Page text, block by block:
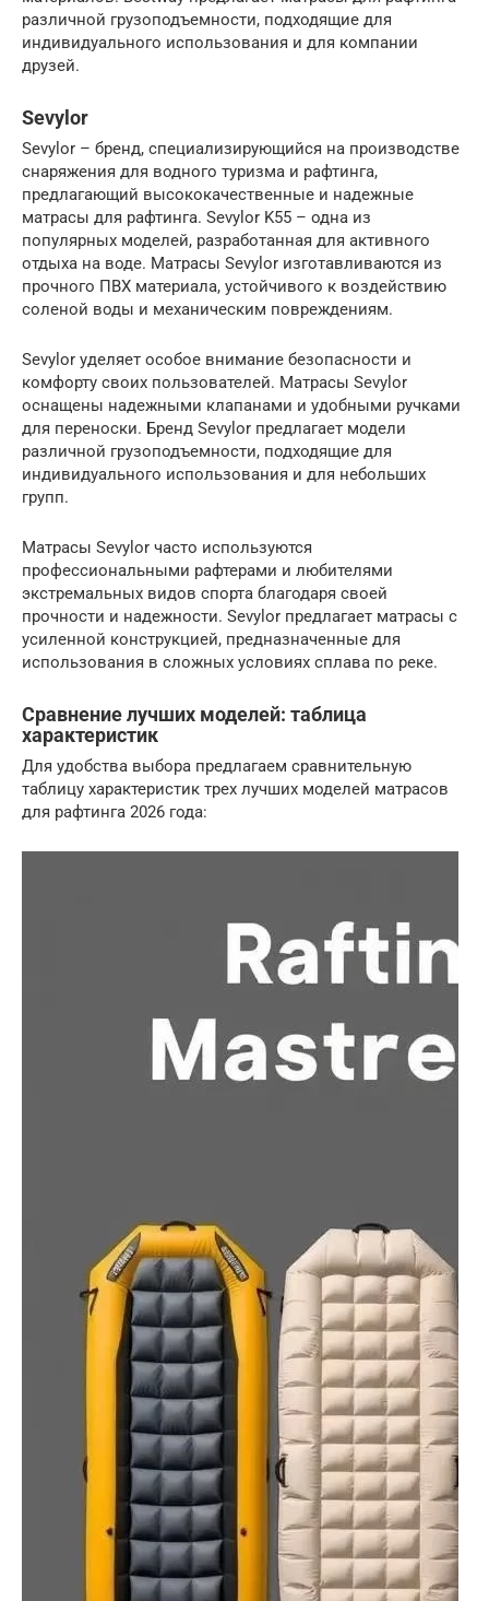
различной грузоподъемности, подходящие для
индивидуального использования и для компании
друзей.
Sevylor
Sevylor – бренд, специализирующийся на производстве
снаряжения для водного туризма и рафтинга,
предлагающий высококачественные и надежные
матрасы для рафтинга. Sevylor K55 – одна из
популярных моделей, разработанная для активного
отдыха на воде. Матрасы Sevylor изготавливаются из
прочного ПВХ материала, устойчивого к воздействию
соленой воды и механическим повреждениям.
Sevylor уделяет особое внимание безопасности и
комфорту своих пользователей. Матрасы Sevylor
оснащены надежными клапанами и удобными ручками
для переноски. Бренд Sevylor предлагает модели
различной грузоподъемности, подходящие для
индивидуального использования и для небольших
групп.
Матрасы Sevylor часто используются
профессиональными рафтерами и любителями
экстремальных видов спорта благодаря своей
прочности и надежности. Sevylor предлагает матрасы с
усиленной конструкцией, предназначенные для
использования в сложных условиях сплава по реке.
Сравнение лучших моделей: таблица
характеристик
Для удобства выбора предлагаем сравнительную
таблицу характеристик трех лучших моделей матрасов
для рафтинга 2026 года: